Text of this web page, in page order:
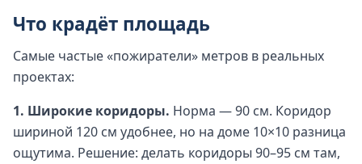
Что крадёт площадь
Самые частые «пожиратели» метров в реальных
проектах:
1. Широкие коридоры. Норма — 90 см. Коридор
шириной 120 см удобнее, но на доме 10×10 разница
ощутима. Решение: делать коридоры 90–95 см там,